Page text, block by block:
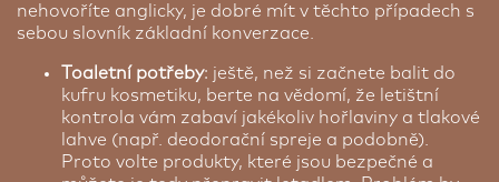
nehovoříte anglicky, je dobré mít v těchto případech s
sebou slovník základní konverzace.
Toaletní potřeby: ještě, než si začnete balit do
kufru kosmetiku, berte na vědomí, že letištní
kontrola vám zabaví jakékoliv hořlaviny a tlakové
lahve (např. deodorační spreje a podobně).
Proto volte produkty, které jsou bezpečné a